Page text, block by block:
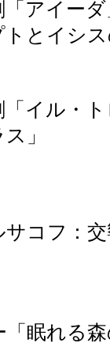
「アイー
とイシ
イル・
」
サコフ：
「眠れる